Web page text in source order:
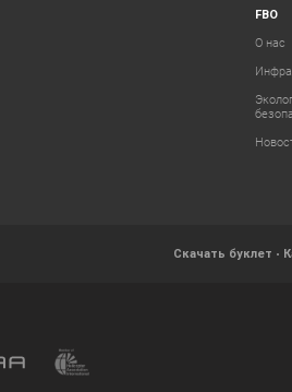
FBO
О нас
Скачать буклет